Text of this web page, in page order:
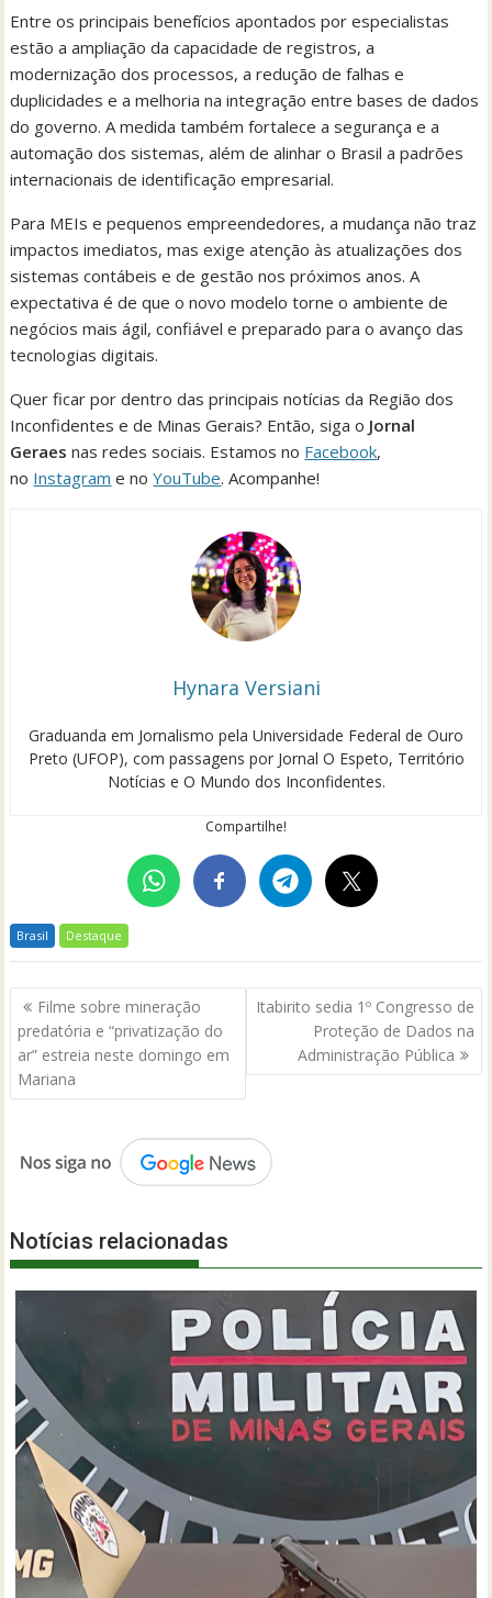
Entre os principais benefícios apontados por especialistas
estão a ampliação da capacidade de registros, a
modernização dos processos, a redução de falhas e
duplicidades e a melhoria na integração entre bases de dados
do governo. A medida também fortalece a segurança e a
automação dos sistemas, além de alinhar o Brasil a padrões
internacionais de identificação empresarial.
Para MEIs e pequenos empreendedores, a mudança não traz
impactos imediatos, mas exige atenção às atualizações dos
sistemas contábeis e de gestão nos próximos anos. A
expectativa é de que o novo modelo torne o ambiente de
negócios mais ágil, confiável e preparado para o avanço das
tecnologias digitais.
Quer ficar por dentro das principais notícias da Região dos
Inconfidentes e de Minas Gerais? Então, siga o Jornal
Geraesnas redes sociais. Estamos no Facebook,
no Instagram e noYouTube. Acompanhe!
Hynara Versiani
Graduanda em Jornalismo pela Universidade Federal de Ouro
Preto (UFOP), com passagens por Jornal O Espeto, Território
Notícias e O Mundo dos Inconfidentes.
Compartilhe!
Brasil Destaque
Navegação
de
Post
Filme sobre mineração
predatória e “privatização do
ar” estreia neste domingo em
Mariana
Itabirito sedia 1º Congresso de
Proteção de Dados na
Administração Pública
Notícias relacionadas